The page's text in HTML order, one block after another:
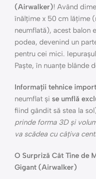
(Airwalker)! Având
înălțime x 50 cm lățime
neumflată), acest balon
podea, devenind un
pentru cei mici.
Paște, în nuanțe blânde
Informații tehnice
neumflat și se umflă
fiind gândit să stea la
prinde forma 3D și
va scădea cu câțiva
O Surpriză Cât Tine de
Gigant (Airwalker)